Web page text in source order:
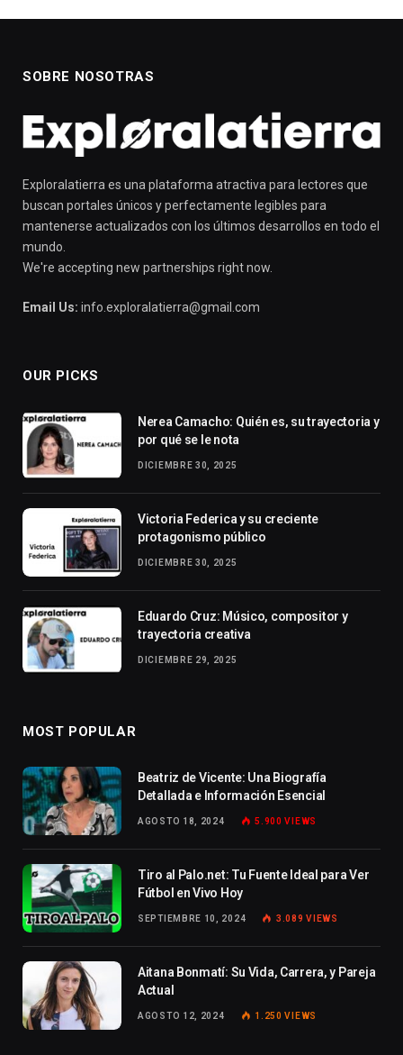
SOBRE NOSOTRAS
Exploralatierra es una plataforma atractiva para lectores que
buscan portales únicos y perfectamente legibles para
mantenerse actualizados con los últimos desarrollos en todo el
mundo.
We're accepting new partnerships right now.
Email Us: info.exploralatierra@gmail.com
OUR PICKS
Nerea Camacho: Quién es, su trayectoria y
por qué se le nota
DICIEMBRE 30, 2025
Victoria Federica y su creciente
protagonismo público
DICIEMBRE 30, 2025
Eduardo Cruz: Músico, compositor y
trayectoria creativa
DICIEMBRE 29, 2025
MOST POPULAR
Beatriz de Vicente: Una Biografía
Detallada e Información Esencial
AGOSTO 18, 2024 5.900VIEWS
Tiro al Palo.net: Tu Fuente Ideal para Ver
Fútbol en Vivo Hoy
SEPTIEMBRE 10, 2024 3.089VIEWS
Aitana Bonmatí: Su Vida, Carrera, y Pareja
Actual
AGOSTO 12, 2024 1.250VIEWS